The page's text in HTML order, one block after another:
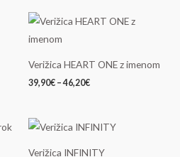
Verižica HEART ONE z imenom
39,90€ – 46,20€
Cenovni
razpon:
do
Verižica INFINITY
Cenovni
razpon: